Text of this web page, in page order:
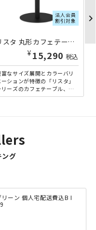
法人会員
割引対象
リスタ 丸形カフェテーブル W600×D600×H720 ナチュラルR RY-RCT600R-NA | 152356
¥ 15,290 税込
富なサイズ展開とカラーバリ
ーションが特徴の「リスタ」
リーズのカフェテーブル、ラ
ンド天板のΦ600mmタイプで
chevron_right
ング
ーン 個人宅配送費込B I